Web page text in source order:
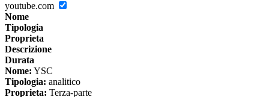
youtube.com
Nome
Tipologia
Proprieta
Descrizione
Durata
Nome: YSC
Tipologia: analitico
Proprieta: Terza-parte